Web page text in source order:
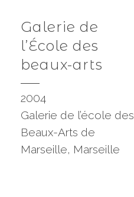
Galerie de
l’École des
beaux-arts
2004
Galerie de l’école des
Beaux-Arts de
Marseille, Marseille